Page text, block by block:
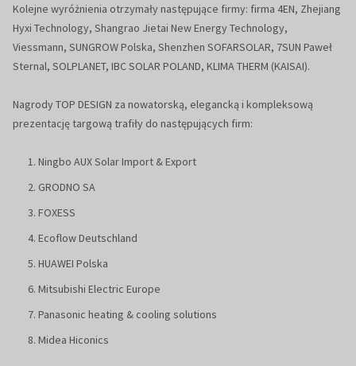
Kolejne wyróżnienia otrzymały następujące firmy: firma 4EN, Zhejiang
Hyxi Technology, Shangrao Jietai New Energy Technology,
Viessmann, SUNGROW Polska, Shenzhen SOFARSOLAR, 7SUN Paweł
Sternal, SOLPLANET, IBC SOLAR POLAND, KLIMA THERM (KAISAI).
Nagrody TOP DESIGN za nowatorską, elegancką i kompleksową
prezentację targową trafiły do następujących firm:
Ningbo AUX Solar Import & Export
GRODNO SA
FOXESS
Ecoflow Deutschland
HUAWEI Polska
Mitsubishi Electric Europe
Panasonic heating & cooling solutions
Midea Hiconics